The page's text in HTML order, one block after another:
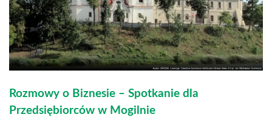
Rozmowy o Biznesie – Spotkanie dla
Przedsiębiorców w Mogilnie